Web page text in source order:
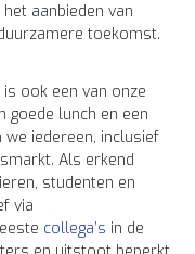
aanbieden van
toekomst.
is ook een van onze
goede lunch en een
iedereen, inclusief
Als erkend
studenten en
via
collega’s in de